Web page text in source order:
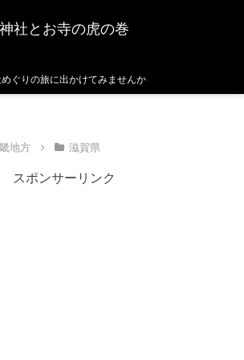
神社とお寺の虎の巻
ぐりの旅に出かけてみませんか
地方 滋賀県
スポンサーリンク